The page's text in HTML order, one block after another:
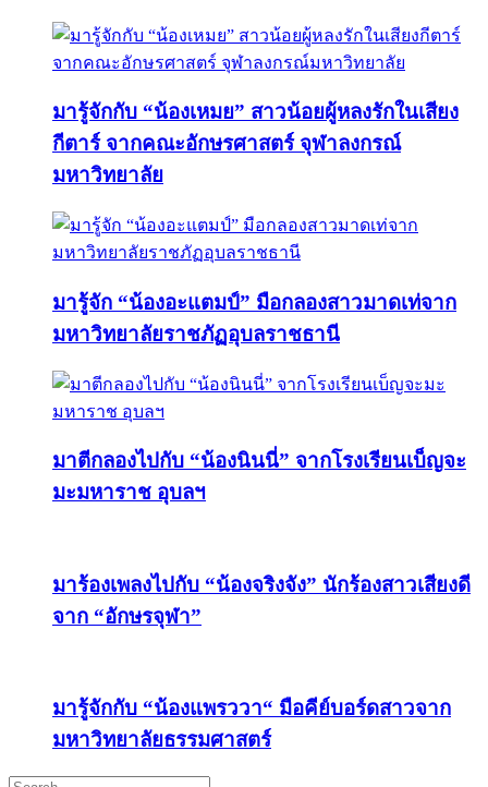
มารู้จักกับ “น้องเหมย” สาวน้อยผู้หลงรักในเสียง
กีตาร์ จากคณะอักษรศาสตร์ จุฬาลงกรณ์
มหาวิทยาลัย
มารู้จัก “น้องอะแตมป์” มือกลองสาวมาดเท่จาก
มหาวิทยาลัยราชภัฏอุบลราชธานี
มาตีกลองไปกับ “น้องนินนี่” จากโรงเรียนเบ็ญจะ
มะมหาราช อุบลฯ
มาร้องเพลงไปกับ “น้องจริงจัง” นักร้องสาวเสียงดี
จาก “อักษรจุฬา”
มารู้จักกับ “น้องแพรววา“ มือคีย์บอร์ดสาวจาก
มหาวิทยาลัยธรรมศาสตร์